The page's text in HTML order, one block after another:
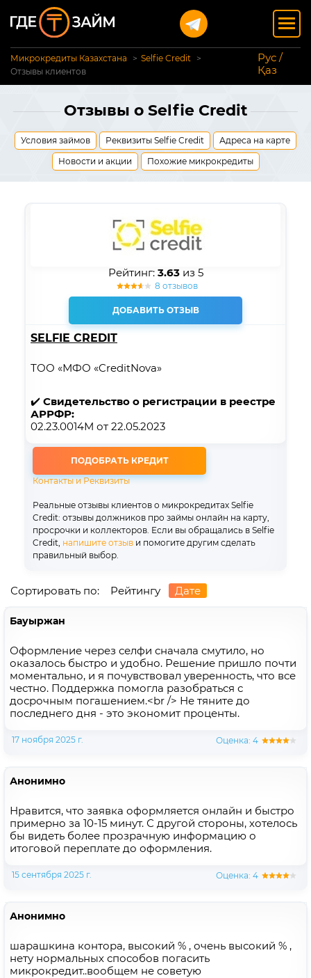
Микрокредиты Казахстана
Selfie Credit
Отзывы клиентов
Рус /
Қаз
Отзывы о Selfie Credit
Условия займов Реквизиты Selfie Credit
Адреса на карте
Новости и акции
Похожие микрокредиты
Рейтинг: 3.63из 5
8 отзывов
ДОБАВИТЬ ОТЗЫВ
SELFIE CREDIT
ТОО «МФО «CreditNova»
✔️ Свидетельство о регистрации в реестре
АРРФР:
02.23.0014М от 22.05.2023
ПОДОБРАТЬ КРЕДИТ
Контакты и Реквизиты
Реальные отзывы клиентов о микрокредитах Selfie
Credit: отзывы должников про займы онлайн на карту,
просрочки и коллекторов. Если вы обращались в Selfie
Credit, напишите отзыв и помогите другим сделать
правильный выбор.
Сортировать по: Рейтингу Дате
Бауыржан
Оформление через селфи сначала смутило, но
оказалось быстро и удобно. Решение пришло почти
моментально, и я почувствовал уверенность, что все
честно. Поддержка помогла разобраться с
досрочным погашением.<br /> Не тяните до
последнего дня - это экономит проценты.
17 ноября 2025 г. Оценка: 4
Анонимно
Нравится, что заявка оформляется онлайн и быстро
примерно за 10-15 минут. С другой стороны, хотелось
бы видеть более прозрачную информацию о
итоговой переплате до оформления.
15 сентября 2025 г. Оценка: 4
Анонимно
шарашкина контора, высокий % , очень высокий % ,
нету нормальных способов погасить
микрокредит..вообщем не советую